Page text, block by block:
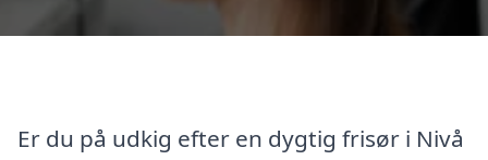
Er du på udkig efter en dygtig frisør i Nivå